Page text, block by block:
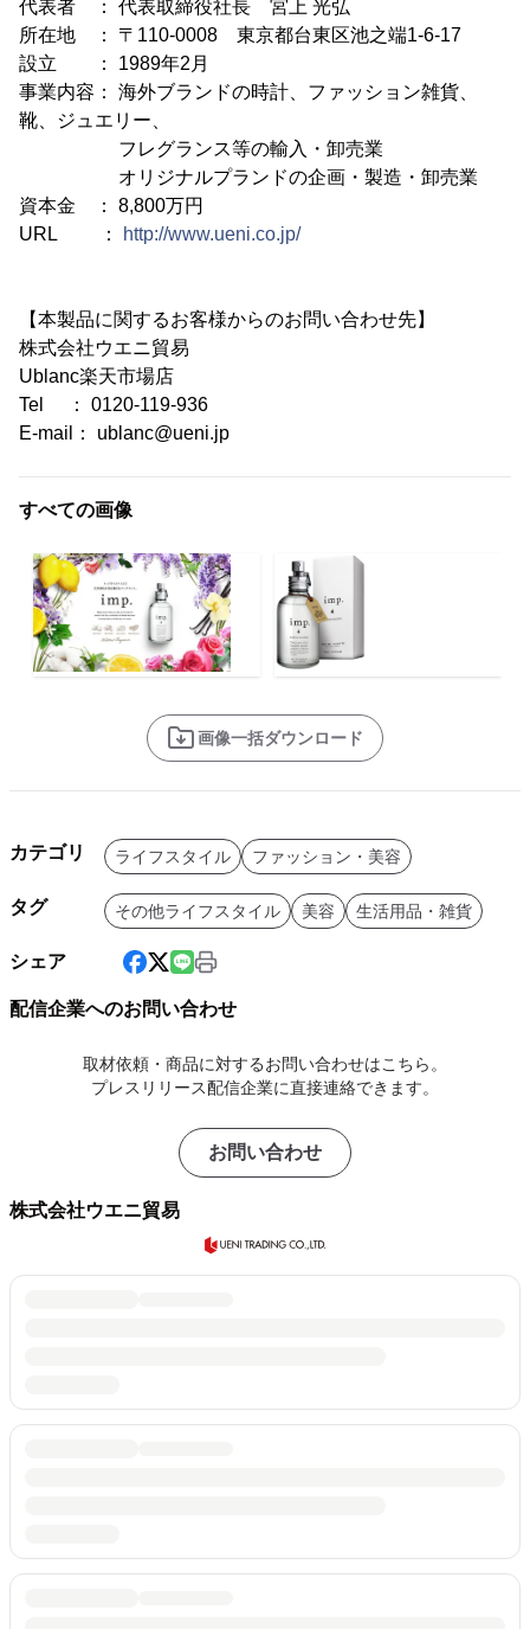
代表者 ： 代表取締役社長 宮上 光弘
所在地 ： 〒110-0008 東京都台東区池之端1-6-17
設立 ： 1989年2月
事業内容： 海外ブランドの時計、ファッション雑貨、
靴、ジュエリー、
フレグランス等の輸入・卸売業
オリジナルプランドの企画・製造・卸売業
資本金 ： 8,800万円
URL ：
http://www.ueni.co.jp/
【本製品に関するお客様からのお問い合わせ先】
株式会社ウエニ貿易
Ublanc楽天市場店
Tel ： 0120-119-936
E-mail： ublanc@ueni.jp
すべての画像
画像一括ダウンロード
カテゴリ ライフスタイル ファッション・美容
タグ その他ライフスタイル 美容 生活用品・雑貨
シェア
配信企業へのお問い合わせ
取材依頼・商品に対するお問い合わせはこちら。
プレスリリース配信企業に直接連絡できます。
お問い合わせ
株式会社ウエニ貿易